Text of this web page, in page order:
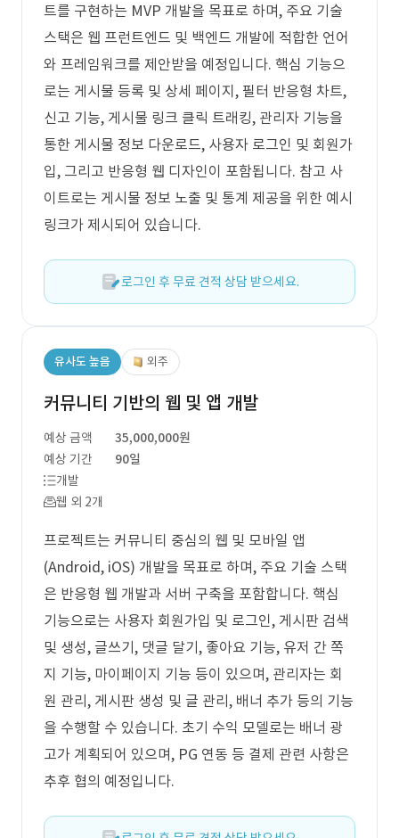
트를 구현하는 MVP 개발을 목표로 하며, 주요 기술
스택은 웹 프런트엔드 및 백엔드 개발에 적합한 언어
와 프레임워크를 제안받을 예정입니다. 핵심 기능으
로는 게시물 등록 및 상세 페이지, 필터 반응형 차트,
신고 기능, 게시물 링크 클릭 트래킹, 관리자 기능을
통한 게시물 정보 다운로드, 사용자 로그인 및 회원가
입, 그리고 반응형 웹 디자인이 포함됩니다. 참고 사
이트로는 게시물 정보 노출 및 통계 제공을 위한 예시
링크가 제시되어 있습니다.
로그인 후 무료 견적 상담 받으세요.
유사도 높음 외주
커뮤니티 기반의 웹 및 앱 개발
예상 금액
35,000,000원
예상 기간
90일
개발
웹 외 2개
프로젝트는 커뮤니티 중심의 웹 및 모바일 앱
(Android, iOS) 개발을 목표로 하며, 주요 기술 스택
은 반응형 웹 개발과 서버 구축을 포함합니다. 핵심
기능으로는 사용자 회원가입 및 로그인, 게시판 검색
및 생성, 글쓰기, 댓글 달기, 좋아요 기능, 유저 간 쪽
지 기능, 마이페이지 기능 등이 있으며, 관리자는 회
원 관리, 게시판 생성 및 글 관리, 배너 추가 등의 기능
을 수행할 수 있습니다. 초기 수익 모델로는 배너 광
고가 계획되어 있으며, PG 연동 등 결제 관련 사항은
추후 협의 예정입니다.